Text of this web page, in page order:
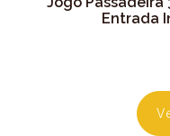
Entrada